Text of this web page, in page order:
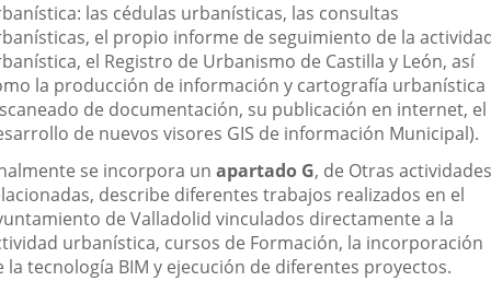
las cédulas urbanísticas, las consultas
el propio informe de seguimiento de la
el Registro de Urbanismo de Castilla y León, así
la producción de información y cartografía urbanística
de documentación, su publicación en internet, el
de nuevos visores GIS de información Municipal).
se incorpora un apartado G, de Otras actividades
describe diferentes trabajos realizados en el
de Valladolid vinculados directamente a la
urbanística, cursos de Formación, la incorporación
la tecnología BIM y ejecución de diferentes proyectos.